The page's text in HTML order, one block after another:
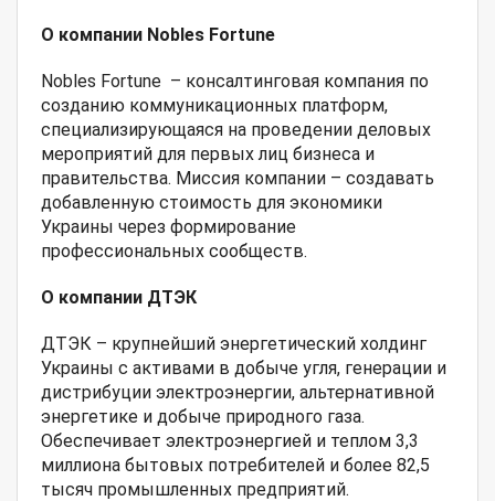
О компании Nobles Fortune
Nobles Fortune – консалтинговая компания по
созданию коммуникационных платформ,
специализирующаяся на проведении деловых
мероприятий для первых лиц бизнеса и
правительства. Миссия компании – создавать
добавленную стоимость для экономики
Украины через формирование
профессиональных сообществ.
O компании ДТЭК
ДТЭК – крупнейший энергетический холдинг
Украины с активами в добыче угля, генерации и
дистрибуции электроэнергии, альтернативной
энергетике и добыче природного газа.
Обеспечивает электроэнергией и теплом 3,3
миллиона бытовых потребителей и более 82,5
тысяч промышленных предприятий.